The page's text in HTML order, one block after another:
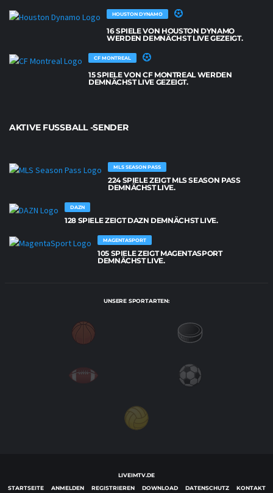
HOUSTON DYNAMO
16 SPIELE VON HOUSTON DYNAMO
WERDEN DEMNÄCHST LIVE GEZEIGT.
CF MONTREAL
15 SPIELE VON CF MONTREAL WERDEN
DEMNÄCHST LIVE GEZEIGT.
AKTIVE FUSSBALL -SENDER
MLS SEASON PASS
224 SPIELE ZEIGT MLS SEASON PASS
DEMNÄCHST LIVE.
DAZN
128 SPIELE ZEIGT DAZN DEMNÄCHST LIVE.
MAGENTASPORT
105 SPIELE ZEIGT MAGENTASPORT
DEMNÄCHST LIVE.
UNSERE SPORTARTEN:
LIVEIMTV.DE
STARTSEITE
ANMELDEN REGISTRIEREN DOWNLOAD DATENSCHUTZ KONTAKT